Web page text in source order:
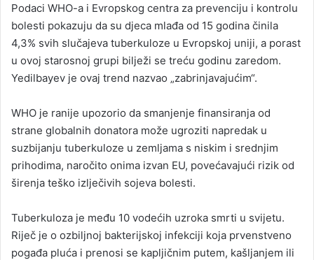
Podaci WHO-a i Evropskog centra za prevenciju i kontrolu
bolesti pokazuju da su djeca mlađa od 15 godina činila
4,3% svih slučajeva tuberkuloze u Evropskoj uniji, a porast
u ovoj starosnoj grupi bilježi se treću godinu zaredom.
Yedilbayev je ovaj trend nazvao „zabrinjavajućim“.
WHO je ranije upozorio da smanjenje finansiranja od
strane globalnih donatora može ugroziti napredak u
suzbijanju tuberkuloze u zemljama s niskim i srednjim
prihodima, naročito onima izvan EU, povećavajući rizik od
širenja teško izlječivih sojeva bolesti.
Tuberkuloza je među 10 vodećih uzroka smrti u svijetu.
Riječ je o ozbiljnoj bakterijskoj infekciji koja prvenstveno
pogađa pluća i prenosi se kapljičnim putem, kašljanjem ili